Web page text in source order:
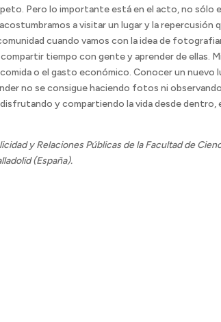
Pero lo importante está en el acto, no sólo
a visitar un lugar y la repercusión
cuando vamos con la idea de
tiempo con gente y aprender de ellas.
o el gasto económico. Conocer un nuevo
no se consigue haciendo fotos ni
y compartiendo la vida desde dentro,
y Relaciones Públicas de la Facultad de
(España).